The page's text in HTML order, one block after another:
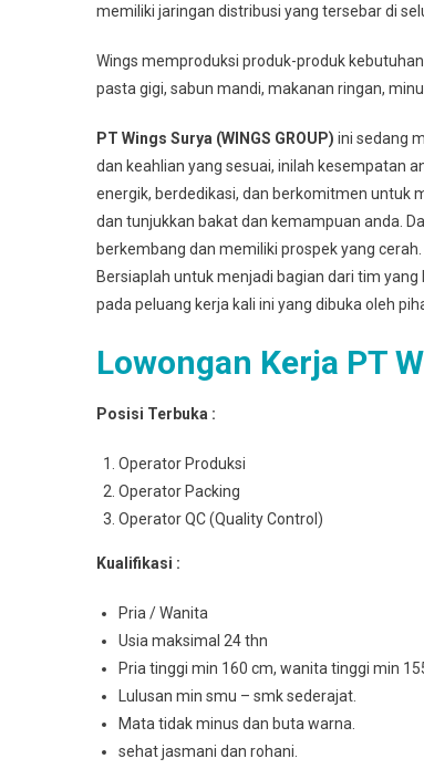
memiliki jaringan distribusi yang tersebar di
Wings memproduksi produk-produk
pasta gigi, sabun mandi, makanan ringan,
PT Wings Surya (WINGS GROUP) ini sedang
dan keahlian yang sesuai, inilah kesempatan
energik, berdedikasi, dan berkomitmen untuk
dan tunjukkan bakat dan kemampuan anda.
berkembang dan memiliki prospek yang
Bersiaplah untuk menjadi bagian dari tim
pada peluang kerja kali ini yang dibuka oleh
Lowongan Kerja PT
Posisi Terbuka :
Operator Produksi
Operator Packing
Operator QC (Quality Control)
Kualifikasi :
Pria / Wanita
Usia maksimal 24 thn
Pria tinggi min 160 cm, wanita tinggi min
Lulusan min smu – smk sederajat.
Mata tidak minus dan buta warna.
sehat jasmani dan rohani.